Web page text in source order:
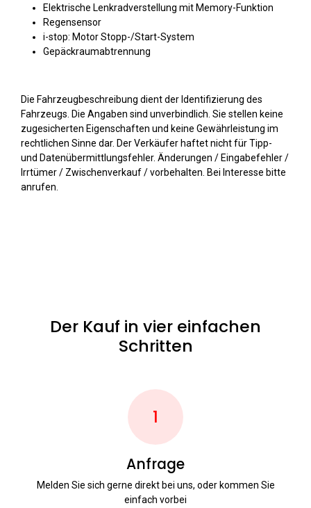
Elektrische Lenkradverstellung mit Memory-Funktion
Regensensor
i-stop: Motor Stopp-/Start-System
Gepäckraumabtrennung
Die Fahrzeugbeschreibung dient der Identifizierung des
Fahrzeugs. Die Angaben sind unverbindlich. Sie stellen keine
zugesicherten Eigenschaften und keine Gewährleistung im
rechtlichen Sinne dar. Der Verkäufer haftet nicht für Tipp-
und Datenübermittlungsfehler. Änderungen / Eingabefehler /
Irrtümer / Zwischenverkauf / vorbehalten. Bei Interesse bitte
anrufen.
Der Kauf in vier einfachen
Schritten
1
Anfrage
Melden Sie sich gerne direkt bei uns, oder kommen Sie
einfach vorbei